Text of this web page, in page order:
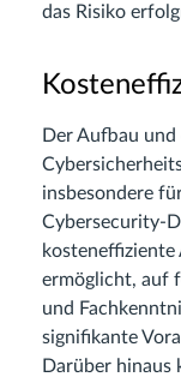
das Risiko
Der Aufbau
insbesondere
Cybersecurity-
kosteneffiziente
ermöglicht, auf
und
signifikante
Darüber hinaus